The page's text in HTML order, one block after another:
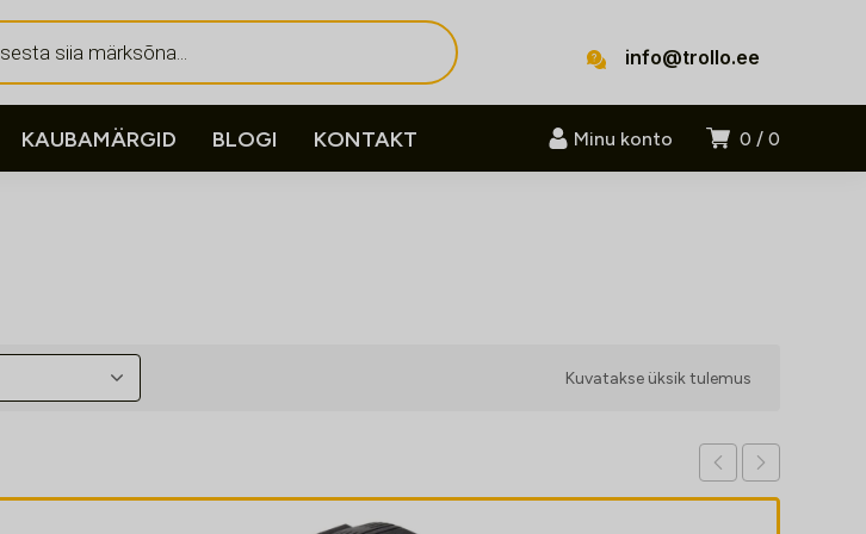
info@trollo.ee
0 0
Minu konto
KAUBAMÄRGID BLOGI KONTAKT
Kuvatakse üksik tulemus